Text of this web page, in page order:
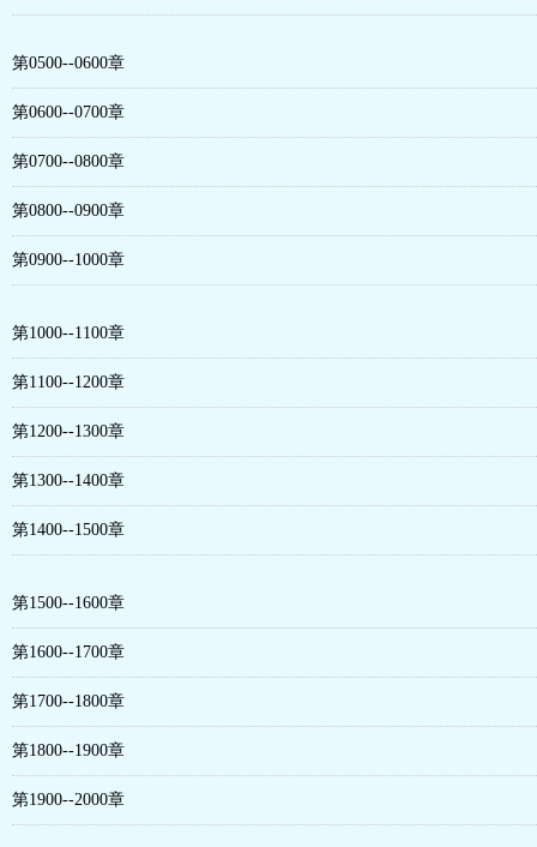
第0500--0600章
第0600--0700章
第0700--0800章
第0800--0900章
第0900--1000章
第1000--1100章
第1100--1200章
第1200--1300章
第1300--1400章
第1400--1500章
第1500--1600章
第1600--1700章
第1700--1800章
第1800--1900章
第1900--2000章